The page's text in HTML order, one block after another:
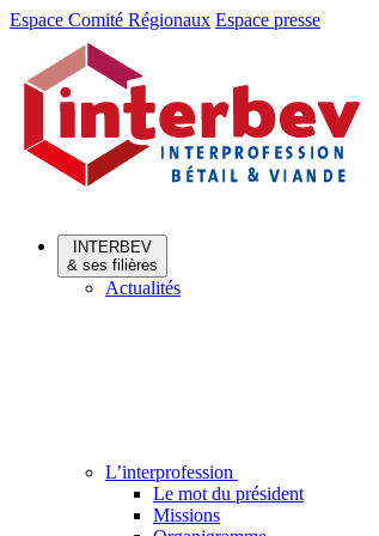
Aller
Aller
contenu
Espace Comité Régionaux Espace presse
INTERBEV
& ses filières
Actualités
L’interprofession
Le mot du président
Missions